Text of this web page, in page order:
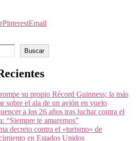
PinterestEmail
Buscar
su propio Récord Guinness; la más
sobre el ala de un avión en vuelo
a los 26 años tras luchar contra el
“Siempre te amaremos”
decreto contra el «turismo» de
en Estados Unidos